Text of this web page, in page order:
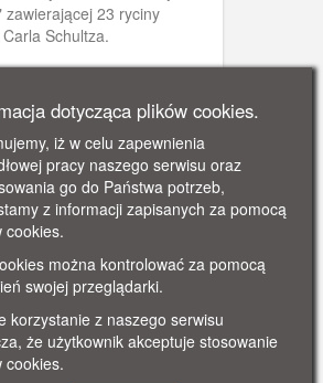
zawierającej 23 ryciny
Schultza.
XIX w.
w starych rycinach
zawierającej 23 ryciny
Carla Schultza.
dotycząca plików cookies.
iż w celu zapewnienia
pracy naszego serwisu oraz
go do Państwa potrzeb,
z informacji zapisanych za pomocą
cookies.
można kontrolować za pomocą
swojej przeglądarki.
korzystanie z naszego serwisu
że użytkownik akceptuje stosowanie
cookies.